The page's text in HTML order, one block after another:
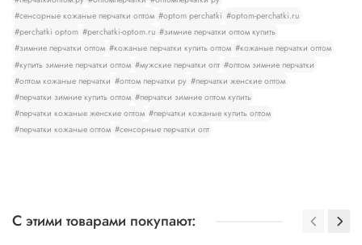
#сенсорные кожаные перчатки оптом #optom perchatki #optom-perchatki.ru
#perchatki optom #perchatki-optom.ru #зимние перчатки оптом купить
#зимние перчатки оптом #кожаные перчатки купить оптом #кожаные перчатки оптом
#купить зимние перчатки оптом #мужские перчатки опт #оптом зимние перчатки
#оптом кожаные перчатки #оптом перчатки ру #перчатки женские оптом
#перчатки зимние купить оптом #перчатки зимние оптом купить
#перчатки кожаные женские оптом #перчатки кожаные купить оптом
#перчатки кожаные оптом #сенсорные перчатки опт
С этими товарами покупают: